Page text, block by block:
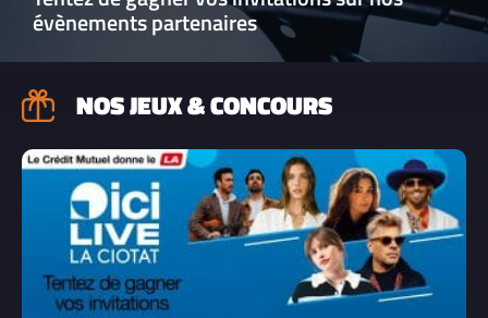
évènements partenaires
NOS JEUX & CONCOURS